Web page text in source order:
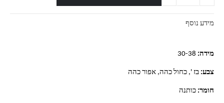
מידע נוסף
מידה: 30-38
צבע: בז ', כחול כהה, אפור כהה
חומר: כותנה